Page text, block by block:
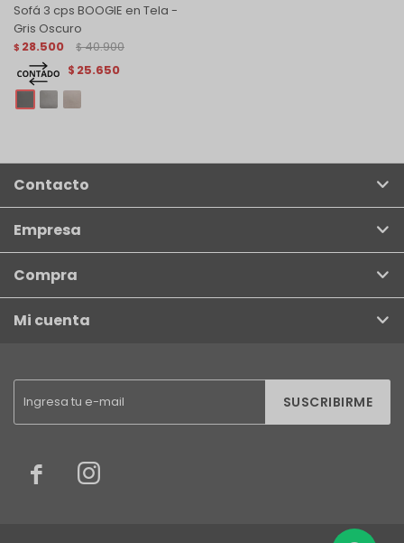
Sofá 3 cps BOOGIE en Tela -
Gris Oscuro
$ 28.500 $ 40.900
$ 25.650
SUSCRIBIRME
 
Contacto
Empresa
Compra
Mi cuenta